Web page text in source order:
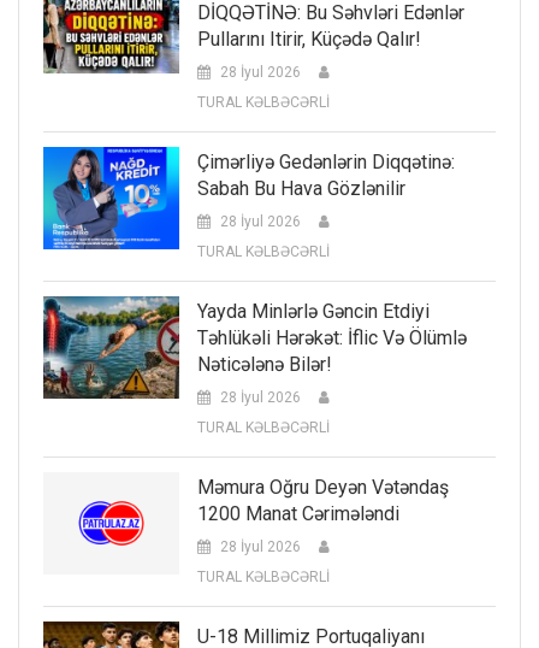
DİQQƏTİNƏ: Bu Səhvləri Edənlər
Pullarını Itirir, Küçədə Qalır!
28 İyul 2026
TURAL KƏLBƏCƏRLİ
Çimərliyə Gedənlərin Diqqətinə:
Sabah Bu Hava Gözlənilir
28 İyul 2026
TURAL KƏLBƏCƏRLİ
Yayda Minlərlə Gəncin Etdiyi
Təhlükəli Hərəkət: İflic Və Ölümlə
Nəticələnə Bilər!
28 İyul 2026
TURAL KƏLBƏCƏRLİ
Məmura Oğru Deyən Vətəndaş
1200 Manat Cərimələndi
28 İyul 2026
TURAL KƏLBƏCƏRLİ
U-18 Millimiz Portuqaliyanı